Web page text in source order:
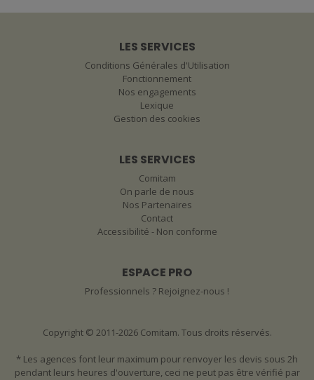
LES SERVICES
Conditions Générales d'Utilisation
Fonctionnement
Nos engagements
Lexique
Gestion des cookies
LES SERVICES
Comitam
On parle de nous
Nos Partenaires
Contact
Accessibilité - Non conforme
ESPACE PRO
Professionnels ? Rejoignez-nous !
Copyright © 2011-2026 Comitam. Tous droits réservés.
* Les agences font leur maximum pour renvoyer les devis sous 2h
pendant leurs heures d'ouverture, ceci ne peut pas être vérifié par